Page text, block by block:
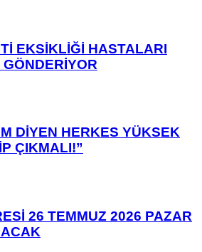
EKSİKLİĞİ HASTALARI
DİYEN HERKES YÜKSEK
ÇIKMALI!”
26 TEMMUZ 2026 PAZAR